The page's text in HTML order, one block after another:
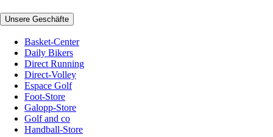
Unsere Geschäfte
Basket-Center
Daily Bikers
Direct Running
Direct-Volley
Espace Golf
Foot-Store
Galopp-Store
Golf and co
Handball-Store